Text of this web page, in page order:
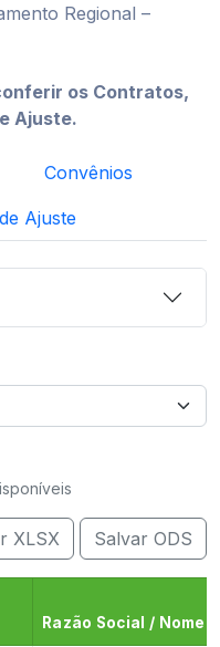
Regional –
os Contratos,
Ajuste.
Convênios
Ajuste
XLSX Salvar ODS
Razão Social / Nome